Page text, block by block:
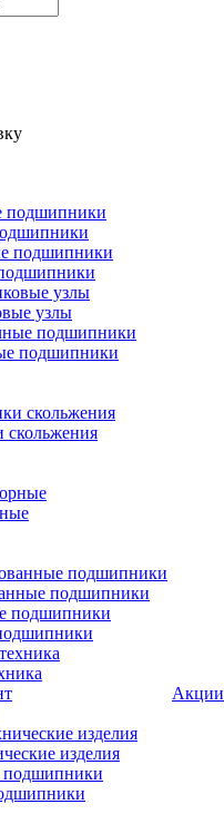
узлы
подшипники
подшипники
изделия
Акции